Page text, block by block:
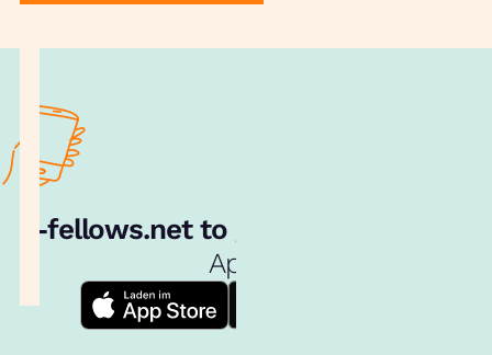
e‑fellows.net to go:
App!